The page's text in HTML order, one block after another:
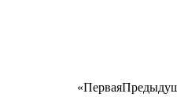
«Первая